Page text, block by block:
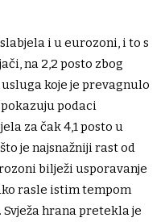
i u eurozoni, i to s
na 2,2 posto zbog
koje je prevagnulo
pokazuju podaci
za čak 4,1 posto u
je najsnažniji rast od
bilježi usporavanje
rasle istim tempom
hrana pretekla je